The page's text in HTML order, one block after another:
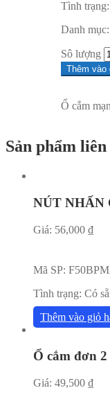
Tình trạng:
Danh mục:
Sô lượng
Thêm vào
Ổ cắm
Sản phẩm
NÚT NHẤN
Giá: 56,000 ₫
Mã SP:
Tình trạng: Có
Thêm vào giỏ
Ổ cắm đơn
Giá: 49,500 ₫